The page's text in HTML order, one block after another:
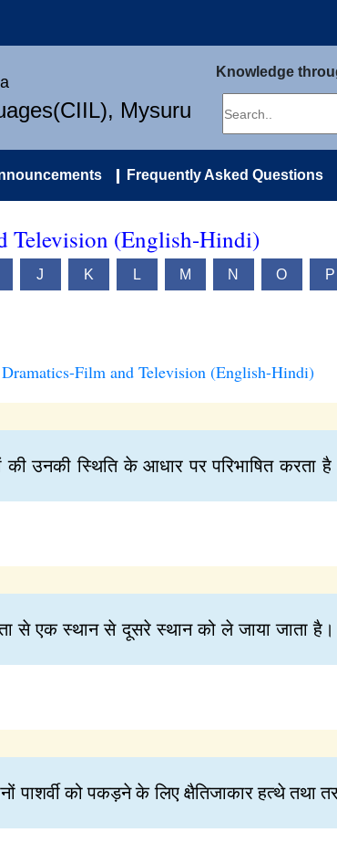
Mysuru
Knowledge
Frequently Asked Questions
Television (English-Hindi)
J K L M N O P
Film and Television (English-Hindi)
उनकी स्थिति के आधार पर परिभाषित करता है
से एक स्थान से दूसरे स्थान को ले जाया जाता है।
पाशर्वी को पकड़ने के लिए क्षैतिजाकार हत्थे तथा